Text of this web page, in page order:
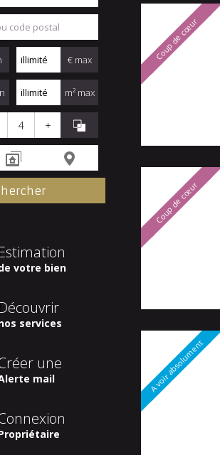
€ max
m² max
4 +
Estimation
votre bien
Découvrir
services
une
mail
Coup de cœur
Coup de cœur
A voir absolument